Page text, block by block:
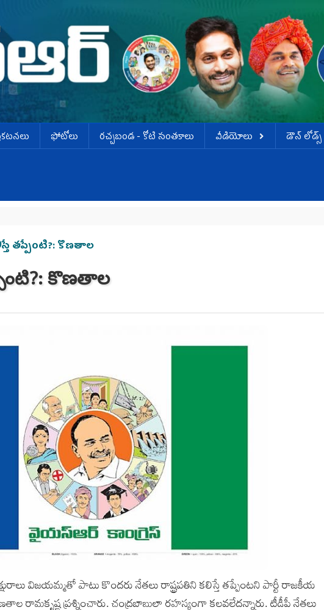
ఫోటోలు ర‌చ్చ‌బండ‌ - కోటి సంత‌కాలు వీడియోలు డౌన్ లోడ్స్
తప్పేంటి?: కొణతాల
కొణతాల
విజయమ్మతో పాటు కొందరు నేతలు రాష్ట్రపతిని కలిస్తే తప్పేంటని పార్టీ రాజకీయ
రామకృష్ణ ప్రశ్నించారు. చంద్రబాబులా రహస్యంగా కలవలేదన్నారు. టీడీపీ నేతలు